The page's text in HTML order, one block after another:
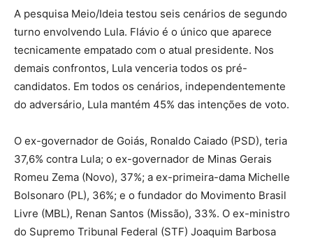
A pesquisa Meio/Ideia testou seis cenários de segundo
turno envolvendo Lula. Flávio é o único que aparece
tecnicamente empatado com o atual presidente. Nos
demais confrontos, Lula venceria todos os pré-
candidatos. Em todos os cenários, independentemente
do adversário, Lula mantém 45% das intenções de voto.
O ex-governador de Goiás, Ronaldo Caiado (PSD), teria
37,6% contra Lula; o ex-governador de Minas Gerais
Romeu Zema (Novo), 37%; a ex-primeira-dama Michelle
Bolsonaro (PL), 36%; e o fundador do Movimento Brasil
Livre (MBL), Renan Santos (Missão), 33%. O ex-ministro
do Supremo Tribunal Federal (STF) Joaquim Barbosa